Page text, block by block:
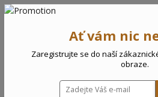
Ať vám nic
Zaregistrujte se do naší
obraze.